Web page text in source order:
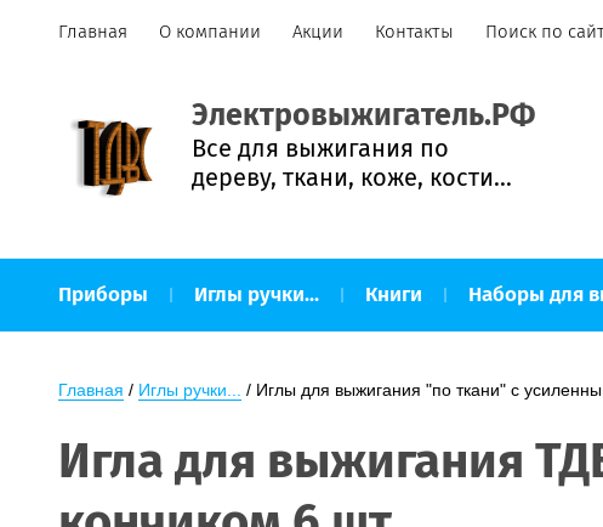
Главная О компании Акции Контакты Поиск по
Электровыжигатель.РФ
Все для выжигания по
дереву, ткани, коже, кости...
Приборы Иглы ручки... Книги Наборы для
Главная / Иглы ручки... / Иглы для выжигания "по ткани" с
Игла для выжигания